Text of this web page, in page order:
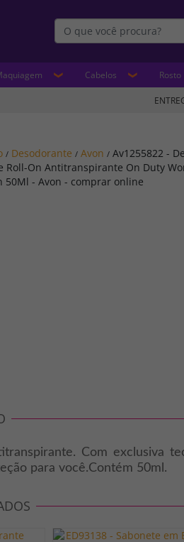
Cabelos Rosto
/ Desodorante / Avon / Av1255822 -
Com exclusiva
para você.Contém 50ml.